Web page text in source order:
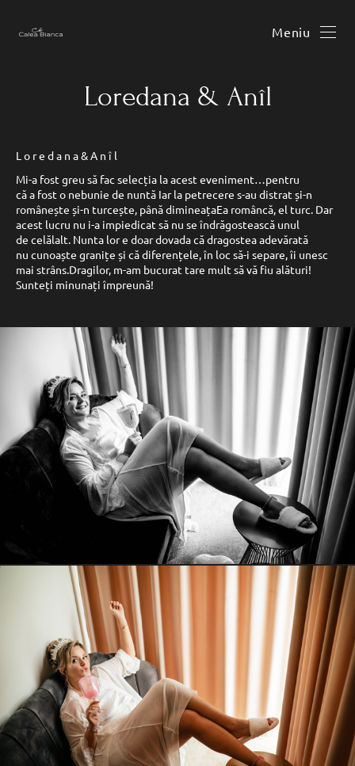
Meniu
Loredana & Anîl
L o r e d a n a & A n î l
Mi-a fost greu să fac selecția la acest eveniment…pentru
că a fost o nebunie de nuntă Iar la petrecere s-au distrat și-n
românește și-n turcește, până dimineațaEa româncă, el turc. Dar
acest lucru nu i-a impiedicat să nu se îndrăgostească unul
de celălalt. Nunta lor e doar dovada că dragostea adevărată
nu cunoaște granițe și că diferențele, în loc să-i separe, îi unesc
mai strâns.Dragilor, m-am bucurat tare mult să vă fiu alături!
Sunteți minunați împreună!